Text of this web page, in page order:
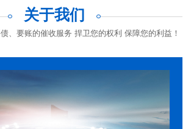
关于我们
、要账的催收服务 捍卫您的权利 保障您的利益！